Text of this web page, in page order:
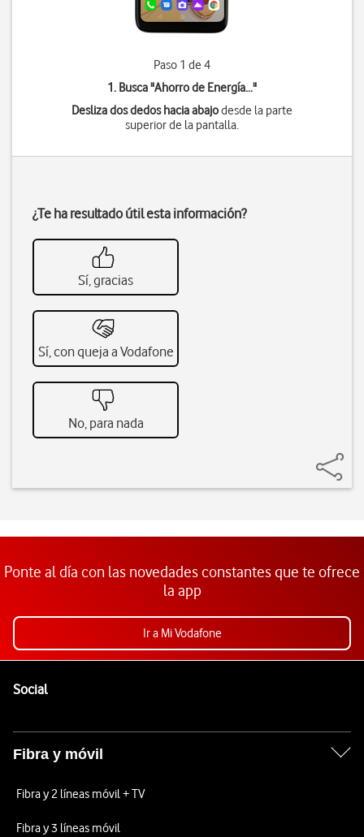
Paso 1 de 4
1. Busca "Ahorro de Energía..."
Desliza dos dedos hacia abajodesde la parte
superior de la pantalla.
¿Te ha resultado útil esta información?
Sí, gracias
Sí, con queja a Vodafone
No, para nada
Ponte al día con las novedades constantes que te ofrece
la app
Ir a Mi Vodafone
SocialEnlaces a las redes sociales de Vodafone
Fibra y móvil
Fibra y 2 líneas móvil + TV
Fibra y 3 líneas móvil